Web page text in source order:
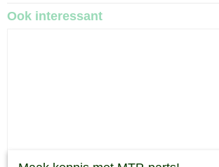
Ook interessant